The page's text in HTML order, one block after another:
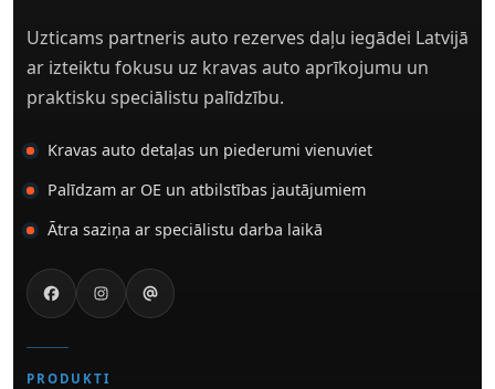
Uzticams partneris auto rezerves daļu iegādei Latvijā
ar izteiktu fokusu uz kravas auto aprīkojumu un
praktisku speciālistu palīdzību.
Kravas auto detaļas un piederumi vienuviet
Palīdzam ar OE un atbilstības jautājumiem
Ātra saziņa ar speciālistu darba laikā
PRODUKTI